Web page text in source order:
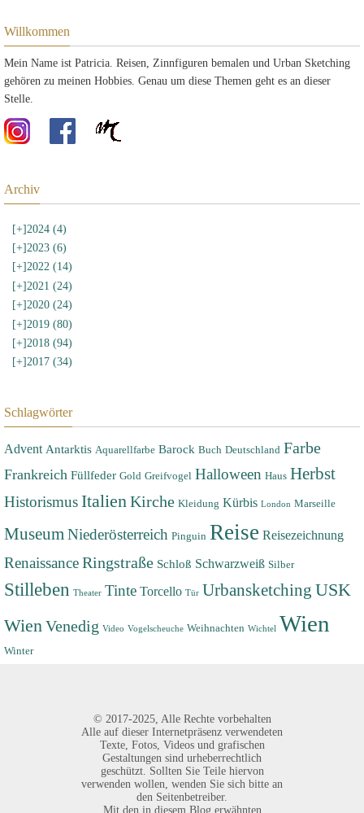
Willkommen
Mein Name ist Patricia. Reisen, Zinnfiguren bemalen und Urban Sketching
gehören zu meinen Hobbies. Genau um diese Themen geht es an dieser
Stelle.
Archiv
[+]2024 (4)
[+]2023 (6)
[+]2022 (14)
[+] 2021 (24)
[+]2020 (24)
[+]2019 (80)
[+] 2018 (94)
[+]2017 (34)
Schlagwörter
Advent Antarktis Aquarellfarbe Barock Buch Deutschland Farbe
Frankreich Füllfeder Gold Greifvogel Halloween Haus Herbst
HistorismusItalien Kirche Kleidung Kürbis London Marseille
Museum Niederösterreich Pinguin Reise Reisezeichnung
RenaissanceRingstraße Schloß Schwarzweiß Silber
Stilleben Theater Tinte Torcello Tür Urbansketching USK
Wien Venedig Video Vogelscheuche Weihnachten Wichtel Wien
Winter
© 2017-2025, Alle Rechte vorbehalten
Alle auf dieser Internetpräsenz verwendeten
Texte, Fotos, Videos und grafischen
Gestaltungen sind urheberrechtlich
geschützt. Sollten Sie Teile hiervon
verwenden wollen, wenden Sie sich bitte an
den Seitenbetreiber.
Mit den in diesem Blog erwähnten